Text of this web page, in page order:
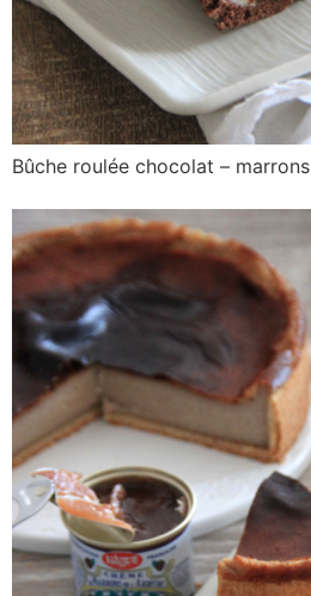
Bûche roulée chocolat – marrons